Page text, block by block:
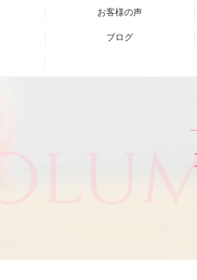
お客様の声
ブログ